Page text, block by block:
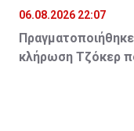
06.08.2026 22:07
κλήρωση Τζόκερ